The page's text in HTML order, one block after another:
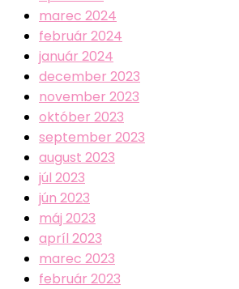
marec 2024
február 2024
január 2024
december 2023
november 2023
október 2023
september 2023
august 2023
júl 2023
jún 2023
máj 2023
apríl 2023
marec 2023
február 2023